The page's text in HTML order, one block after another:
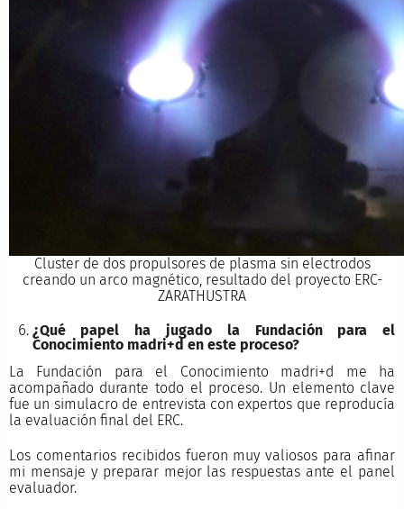
Cluster de dos propulsores de plasma sin electrodos
creando un arco magnético, resultado del proyecto ERC-
ZARATHUSTRA
¿Qué papel ha jugado la Fundación para el
Conocimiento madri+d en este proceso?
La Fundación para el Conocimiento madri+d me ha
acompañado durante todo el proceso. Un elemento clave
fue un simulacro de entrevista con expertos que reproducía
la evaluación final del ERC.
Los comentarios recibidos fueron muy valiosos para afinar
mi mensaje y preparar mejor las respuestas ante el panel
evaluador.